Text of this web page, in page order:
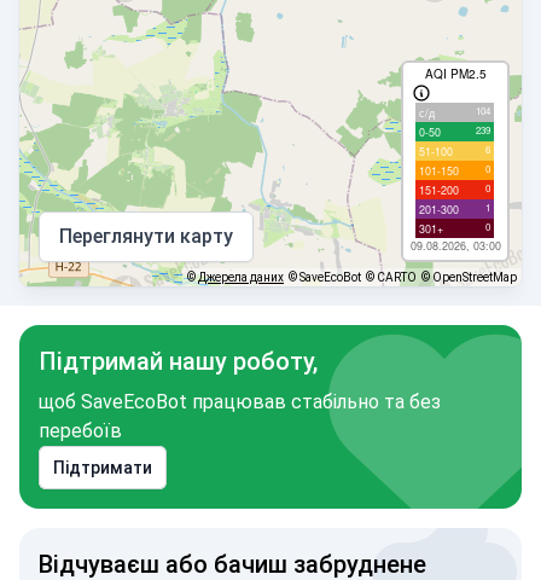
AQI PM2.5
с/д 104
0-50 239
51-100 6
101-150 0
151-200 0
201-300 1
301+ 0
09.08.2026, 03:00
Переглянути карту
©Джерела даних © SaveEcoBot © CARTO © OpenStreetMap
Підтримай нашу роботу,
щоб SaveEcoBot працював стабільно та без
перебоїв
Підтримати
Відчуваєш або бачиш забруднене